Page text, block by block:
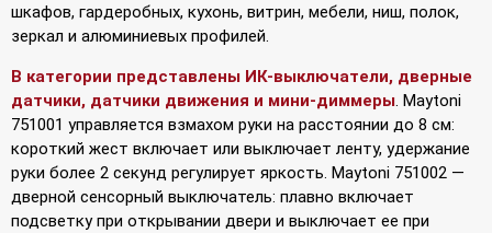
шкафов, гардеробных, кухонь, витрин, мебели, ниш, полок,
зеркал и алюминиевых профилей.
В категории представлены ИК-выключатели, дверные
датчики, датчики движения и мини-диммеры. Maytoni
751001 управляется взмахом руки на расстоянии до 8 см:
короткий жест включает или выключает ленту, удержание
руки более 2 секунд регулирует яркость. Maytoni 751002 —
дверной сенсорный выключатель: плавно включает
подсветку при открывании двери и выключает ее при